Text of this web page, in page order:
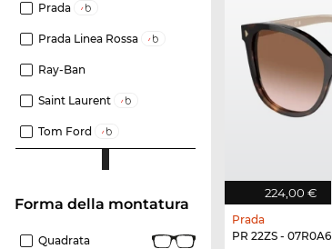
Prada
Prada Linea Rossa
Ray-Ban
Saint Laurent
Tom Ford
forma della montatura
Quadrata
224,00 €
Prada
PR 22ZS - 07R0A6